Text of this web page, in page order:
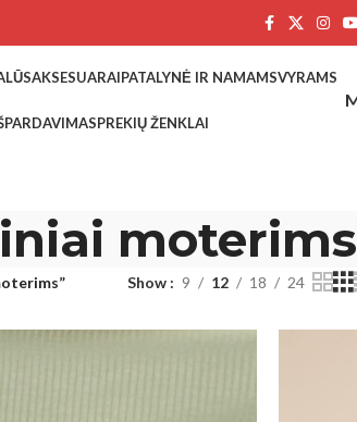
AKSESUARAIPATALYNĖ IR NAMAMSVYRAMS
PREKIŲ ŽENKLAI
moterims
Show 9 12 18 24